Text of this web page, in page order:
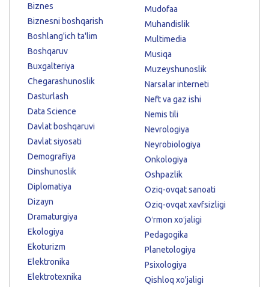
Biznes
Biznesni boshqarish
Boshlang'ich ta'lim
Boshqaruv
Buxgalteriya
Chegarashunoslik
Dasturlash
Data Science
Davlat boshqaruvi
Davlat siyosati
Demografiya
Dinshunoslik
Diplomatiya
Dizayn
Dramaturgiya
Ekologiya
Ekoturizm
Elektronika
Elektrotexnika
Mudofaa
Muhandislik
Multimedia
Musiqa
Muzeyshunoslik
Narsalar interneti
Neft va gaz ishi
Nemis tili
Nevrologiya
Neyrobiologiya
Onkologiya
Oshpazlik
Oziq-ovqat sanoati
Oziq-ovqat xavfsizligi
Oʻrmon xoʻjaligi
Pedagogika
Planetologiya
Psixologiya
Qishloq xo'jaligi